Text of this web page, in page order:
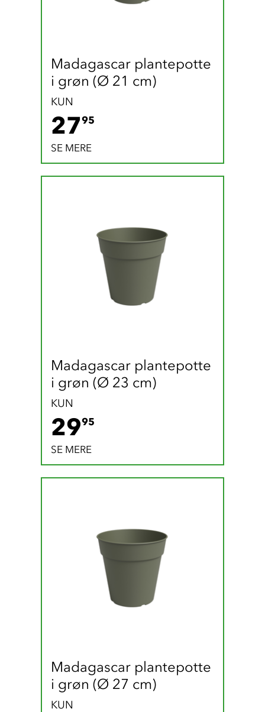
Madagascar plantepotte
i grøn (Ø 21 cm)
KUN
2795
SE MERE
Madagascar plantepotte
i grøn (Ø 23 cm)
KUN
2995
SE MERE
Madagascar plantepotte
i grøn (Ø 27 cm)
KUN